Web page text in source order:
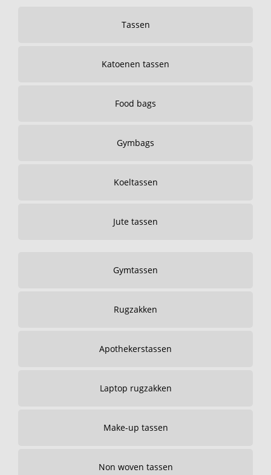
Tassen
Katoenen tassen
Food bags
Gymbags
Koeltassen
Jute tassen
Gymtassen
Rugzakken
Apothekerstassen
Laptop rugzakken
Make-up tassen
Non woven tassen